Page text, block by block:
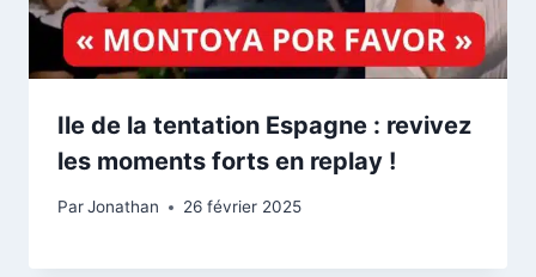
Ile de la tentation Espagne : revivez
les moments forts en replay !
ParJonathan 26 février 2025